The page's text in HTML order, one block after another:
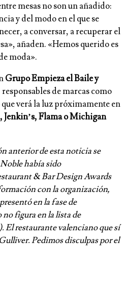
mesas no son un añadido:
y del modo en el que se
a conversar, a recuperar el
añaden. «Hemos querido es
moda».
Grupo Empieza el Baile y
responsables de marcas como
verá la luz próximamente en
Flama o Michigan
anterior de esta noticia se
había sido
& Bar Design Awards
con la organización,
en la fase de
figura en la lista de
El restaurante valenciano que sí
Pedimos disculpas por el